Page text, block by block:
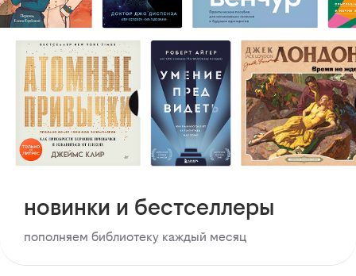
новинки и бестселлеры
пополняем библиотеку каждый месяц